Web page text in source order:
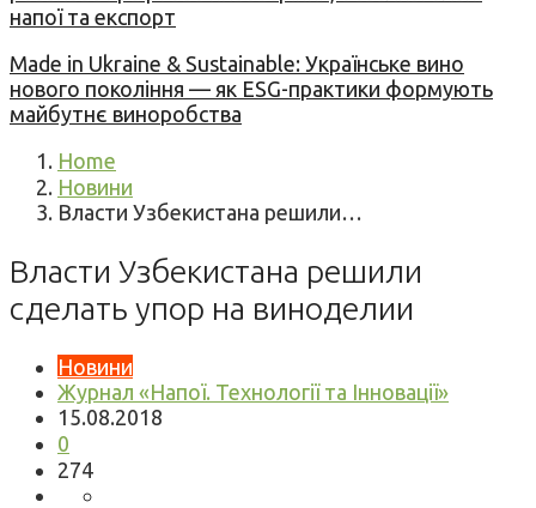
напої та експорт
Made in Ukraine & Sustainable: Українське вино
нового покоління — як ESG-практики формують
майбутнє виноробства
Home
Новини
Власти Узбекистана решили…
Власти Узбекистана решили
сделать упор на виноделии
Новини
Журнал «Напої. Технології та Інновації»
15.08.2018
0
274